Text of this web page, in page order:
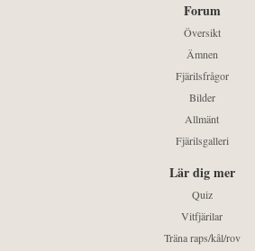
Forum
Översikt
Ämnen
Fjärilsfrågor
Bilder
Allmänt
Fjärilsgalleri
Lär dig mer
Quiz
Vitfjärilar
Träna raps/kål/rov